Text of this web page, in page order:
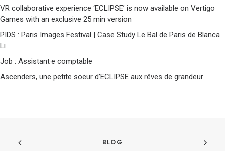
VR collaborative experience ‘ECLIPSE’ is now available on Vertigo
Games with an exclusive 25 min version
PIDS : Paris Images Festival | Case Study Le Bal de Paris de Blanca
Li
Job : Assistant·e comptable
Ascenders, une petite soeur d’ECLIPSE aux rêves de grandeur
BLOG